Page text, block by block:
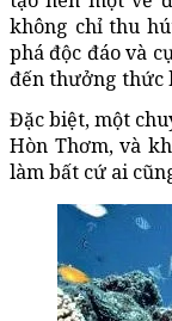
không chỉ thu
phá độc đáo và
đến thưởng thức
Đặc biệt, một
Hòn Thơm, và
làm bất cứ ai